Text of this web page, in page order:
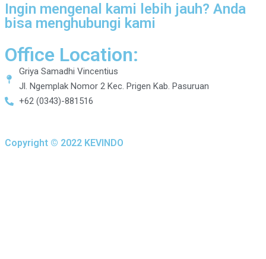
Ingin mengenal kami lebih jauh? Anda
bisa menghubungi kami
Office Location:
Griya Samadhi Vincentius
Jl. Ngemplak Nomor 2 Kec. Prigen Kab. Pasuruan
+62 (0343)-881516
Copyright © 2022 KEVINDO